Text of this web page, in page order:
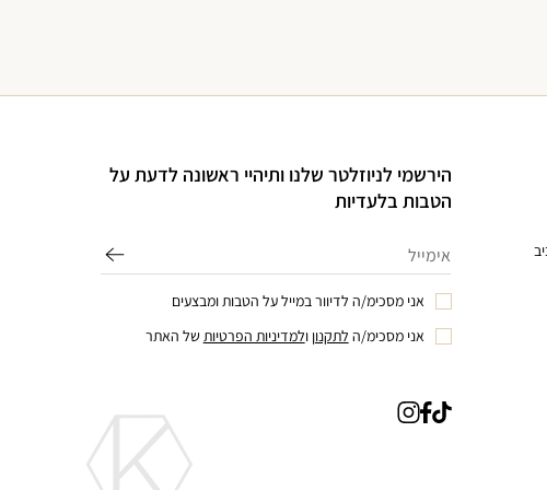
הירשמי לניוזלטר שלנו ותיהיי ראשונה לדעת על
הטבות בלעדיות
אני מסכימ/ה לדיוור במייל על הטבות ומבצעים
אני מסכימ/ה לתקנון ולמדיניות הפרטיות של האתר
טיקפייסבוק
אינסטגרם